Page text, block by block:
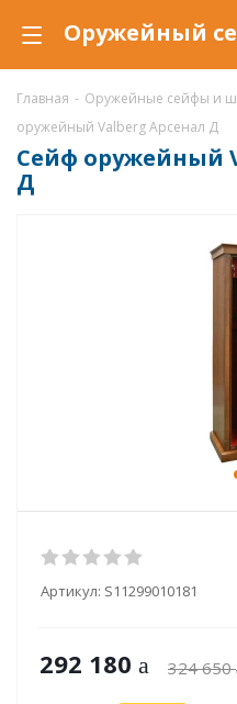
Главная - Оружейные сейфы и
оружейный Valberg Арсенал Д
Сейф оружейный
Д
Артикул: S11299010181
292 180 324 650